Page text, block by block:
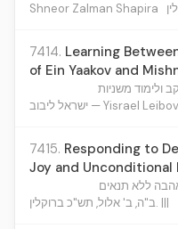
Shneor Zalman Shapira
7414. Learning
of Ein Yaakov and
ולימוד משניות
ישראל ליבוב — Yisrael Leibov
7415. Responding to
Joy and Unconditional
ללא תנאים
ב"ה, ב' אלול, תש"כ ברוקלין. |||